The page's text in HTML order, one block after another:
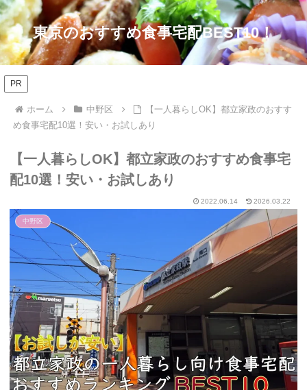
東京のおすすめ食事宅配BEST10！
PR
ホーム 中野区
【一人暮らしOK】都立家政のおすす
め食事宅配10選！安い・お試しあり
【一人暮らしOK】都立家政のおすすめ食事宅
配10選！安い・お試しあり
2022.06.14 2026.03.22
中野区